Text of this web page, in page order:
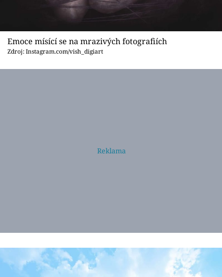
Emoce mísící se na mrazivých fotografiích
Zdroj: Instagram.com/vish_digiart